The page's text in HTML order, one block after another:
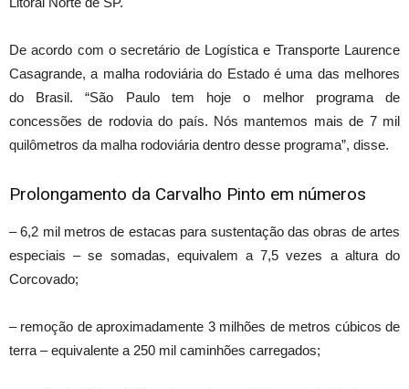
De acordo com o secretário de Logística e Transporte Laurence
Casagrande, a malha rodoviária do Estado é uma das melhores
do Brasil. “São Paulo tem hoje o melhor programa de
concessões de rodovia do país. Nós mantemos mais de 7 mil
quilômetros da malha rodoviária dentro desse programa”, disse.
Prolongamento da Carvalho Pinto em números
– 6,2 mil metros de estacas para sustentação das obras de artes
especiais – se somadas, equivalem a 7,5 vezes a altura do
Corcovado;
– remoção de aproximadamente 3 milhões de metros cúbicos de
terra – equivalente a 250 mil caminhões carregados;